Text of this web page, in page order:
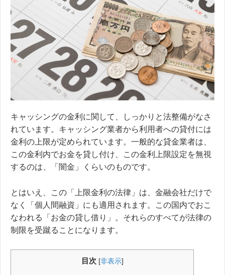
キャッシングの金利に関して、しっかりと法整備がなさ
れています。キャッシング業者から利用者への貸付には
金利の上限が定められています。一般的な貸金業者は、
この金利内でお金を貸し付け、この金利上限設定を無視
するのは、「闇金」くらいのものです。
とはいえ、この「上限金利の法律」は、金融会社だけで
なく「個人間融資」にも適用されます。この国内でおこ
なわれる「お金の貸し借り」。それらのすべてが法律の
制限を受蹴ることになります。
目次 [非表示]